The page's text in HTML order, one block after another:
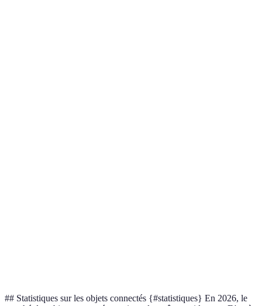
## Statistiques sur les objets connectés {#statistiques} En 2026, le